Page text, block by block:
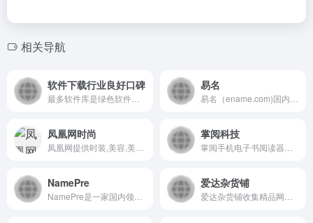
相关导航
软件下载行业良好口碑 易名
凤凰网时尚 掌阅科技
NamePre 爱达杂货铺